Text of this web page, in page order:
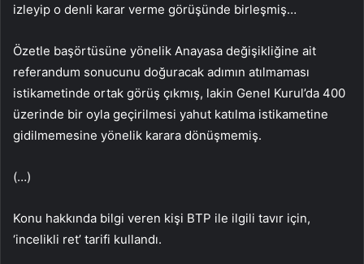
izleyip o denli karar verme görüşünde birleşmiş…
Özetle başörtüsüne yönelik Anayasa değişikliğine ait
referandum sonucunu doğuracak adımın atılmaması
istikametinde ortak görüş çıkmış, lakin Genel Kurul’da 400
üzerinde bir oyla geçirilmesi yahut katılma istikametine
gidilmemesine yönelik karara dönüşmemiş.
(…)
Konu hakkında bilgi veren kişi BTP ile ilgili tavır için,
‘incelikli ret’ tarifi kullandı.